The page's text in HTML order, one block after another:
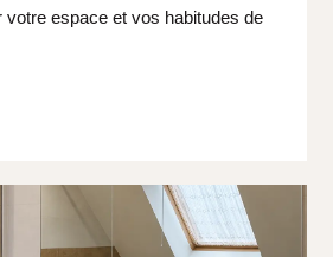
votre espace et vos habitudes de